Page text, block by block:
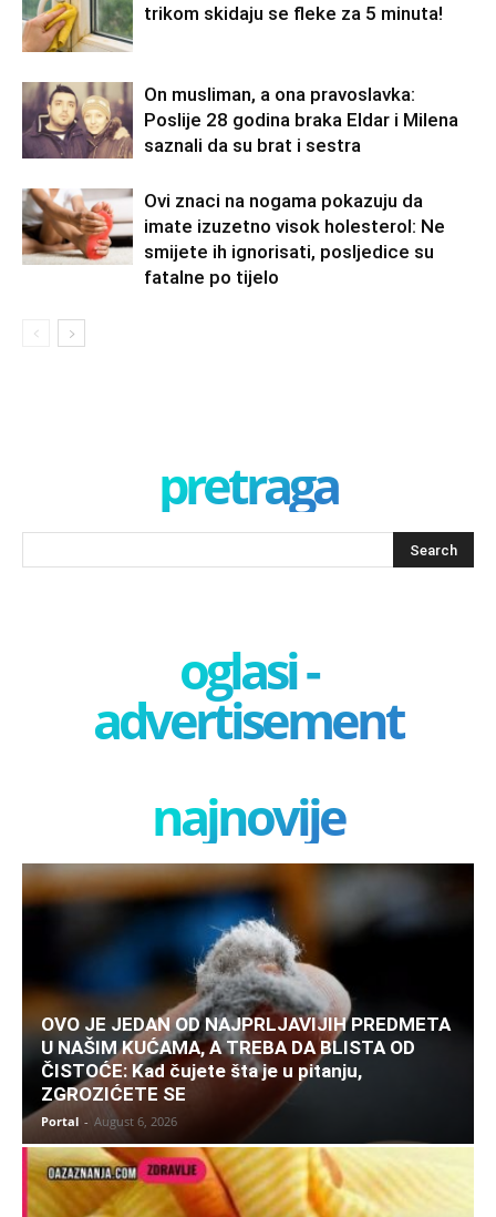
trikom skidaju se fleke za 5 minuta!
On musliman, a ona pravoslavka:
Poslije 28 godina braka Eldar i Milena
saznali da su brat i sestra
Ovi znaci na nogama pokazuju da
imate izuzetno visok holesterol: Ne
smijete ih ignorisati, posljedice su
fatalne po tijelo
pretraga
oglasi -
advertisement
najnovije
OVO JE JEDAN OD NAJPRLJAVIJIH PREDMETA
U NAŠIM KUĆAMA, A TREBA DA BLISTA OD
ČISTOĆE: Kad čujete šta je u pitanju,
ZGROZIĆETE SE
Portal - August 6, 2026